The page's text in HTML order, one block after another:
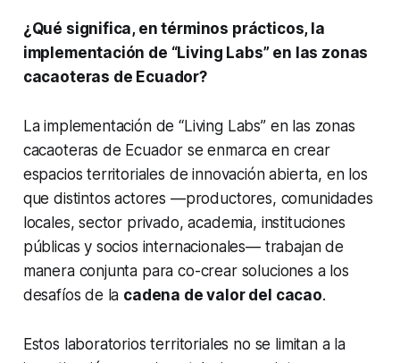
¿Qué significa, en términos prácticos, la
implementación de “Living Labs” en las zonas
cacaoteras de Ecuador?
La implementación de “Living Labs” en las zonas
cacaoteras de Ecuador se enmarca en crear
espacios territoriales de innovación abierta, en los
que distintos actores —productores, comunidades
locales, sector privado, academia, instituciones
públicas y socios internacionales— trabajan de
manera conjunta para co-crear soluciones a los
desafíos de la cadena de valor del cacao.
Estos laboratorios territoriales no se limitan a la